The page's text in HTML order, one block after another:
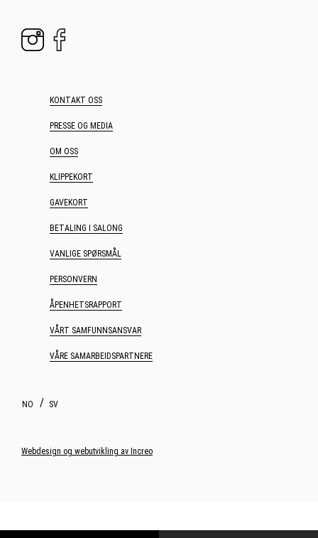
KONTAKT OSS
PRESSE OG MEDIA
OM OSS
KLIPPEKORT
GAVEKORT
BETALING I SALONG
VANLIGE SPØRSMÅL
PERSONVERN
ÅPENHETSRAPPORT
VÅRT SAMFUNNSANSVAR
VÅRE SAMARBEIDSPARTNERE
NO SV
Webdesign og webutvikling av Increo